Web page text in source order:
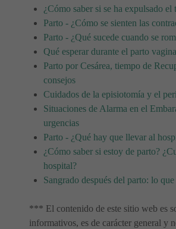
¿Cómo saber si se ha expulsado el
Parto - ¿Cómo se sienten las
Parto - ¿Qué sucede cuando se
Qué esperar durante el parto
Parto por Cesárea, tiempo de
consejos
Cuidados de la episiotomía y el
Situaciones de Alarma en el
urgencias
Parto - ¿Qué hay que llevar al
¿Cómo saber si estoy de parto?
hospital?
Sangrado después del parto: lo que
*** El contenido de este sitio web es
informativos, es de carácter general y